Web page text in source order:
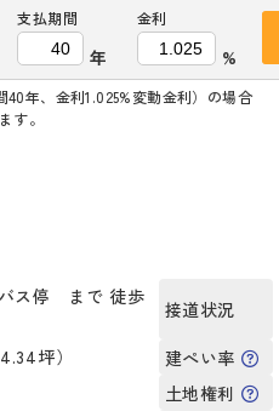
支払期間
年
金利
%
年、金利1.025%変動金利）の場合
す。
ス停 まで 徒歩
接道状況
坪） 建ぺい率
土地権利